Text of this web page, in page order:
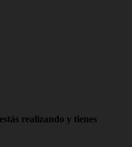
realizando y tienes